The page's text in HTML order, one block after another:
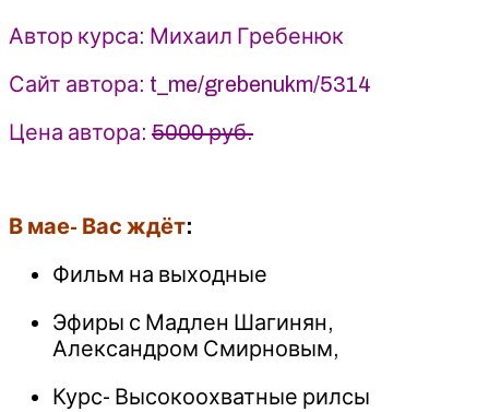
Михаил
Автор курса: Михаил Гребенюк
Сайт автора: t_me/grebenukm/5314
Цена автора: 5000 руб.
В мае- Вас ждёт:
Фильм на выходные
Эфиры с Мадлен Шагинян,
Александром Смирновым,
Курс- Высокоохватные рилсы